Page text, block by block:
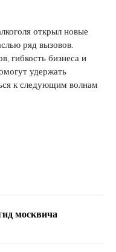
открыл новые
ряд вызовов.
гибкость бизнеса и
удержать
к следующим волнам
москвича